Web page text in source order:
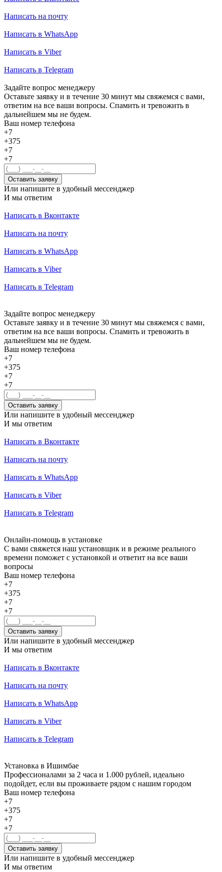
Написать на почту
Написать в WhatsApp
Написать в Viber
Написать в Telegram
Задайте вопрос менеджеру
Оставьте заявку и в течение 30 минут мы свяжемся с вами,
ответим на все ваши вопросы. Спамить и тревожить в
дальнейшем мы не будем.
Ваш номер телефона
+7
+375
+7
+7
Оставить заявку
Или напишите в удобный мессенджер
И мы ответим
Написать в Вконтакте
Написать на почту
Написать в WhatsApp
Написать в Viber
Написать в Telegram
Задайте вопрос менеджеру
Оставьте заявку и в течение 30 минут мы свяжемся с вами,
ответим на все ваши вопросы. Спамить и тревожить в
дальнейшем мы не будем.
Ваш номер телефона
+7
+375
+7
+7
Оставить заявку
Или напишите в удобный мессенджер
И мы ответим
Написать в Вконтакте
Написать на почту
Написать в WhatsApp
Написать в Viber
Написать в Telegram
Онлайн-помощь в установке
С вами свяжется наш установщик и в режиме реального
времени поможет с установкой и ответит на все ваши
вопросы
Ваш номер телефона
+7
+375
+7
+7
Оставить заявку
Или напишите в удобный мессенджер
И мы ответим
Написать в Вконтакте
Написать на почту
Написать в WhatsApp
Написать в Viber
Написать в Telegram
Установка в Ишимбае
Профессионалами за 2 часа и 1.000 рублей, идеально
подойдет, если вы проживаете рядом с нашим городом
Ваш номер телефона
+7
+375
+7
+7
Оставить заявку
Или напишите в удобный мессенджер
И мы ответим